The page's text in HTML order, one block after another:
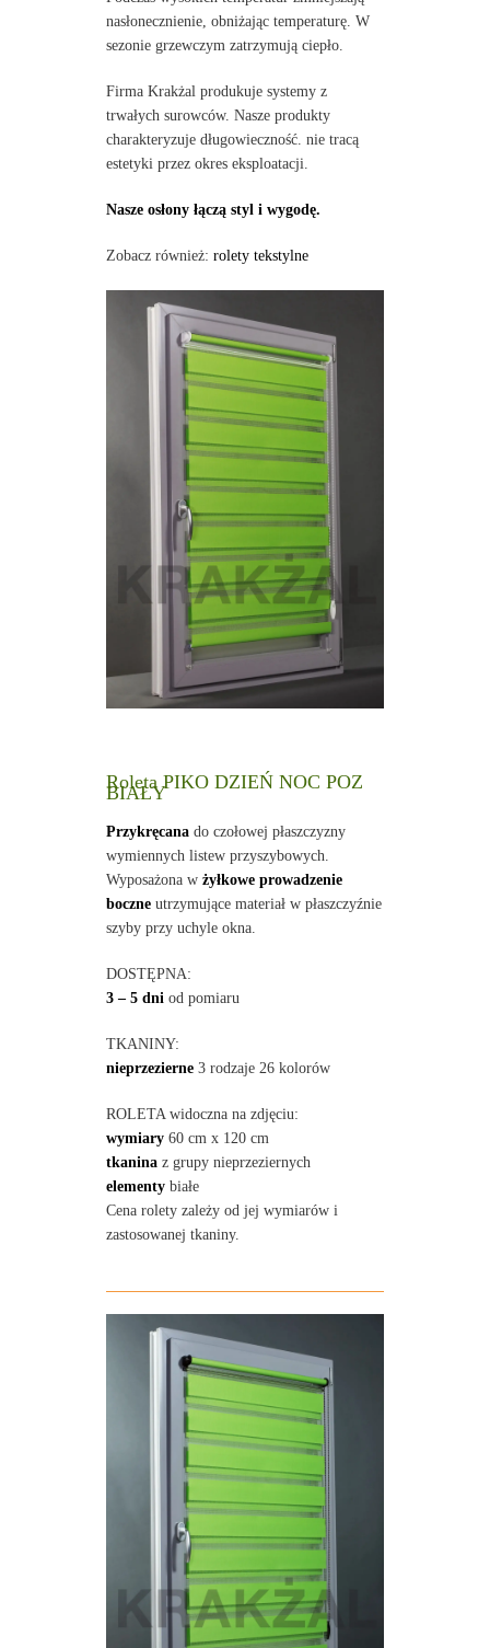
nasłonecznienie, obniżając temperaturę. W
sezonie grzewczym zatrzymują ciepło.
Firma Krakżal produkuje systemy z
trwałych surowców. Nasze produkty
charakteryzuje długowieczność. nie tracą
estetyki przez okres eksploatacji.
Nasze osłony łączą styl i wygodę.
Zobacz również: rolety tekstylne
Roleta PIKO DZIEŃ NOC POZ
BIAŁY
Przykręcanado czołowej płaszczyzny
wymiennych listew przyszybowych.
Wyposażona w żyłkowe prowadzenie
boczneutrzymujące materiał w płaszczyźnie
szyby przy uchyle okna.
DOSTĘPNA:
3 – 5 dniod pomiaru
TKANINY:
nieprzezierne3 rodzaje 26 kolorów
ROLETA widoczna na zdjęciu:
wymiary60 cm x 120 cm
tkaninaz grupy nieprzeziernych
elementybiałe
Cena rolety zależy od jej wymiarów i
zastosowanej tkaniny.